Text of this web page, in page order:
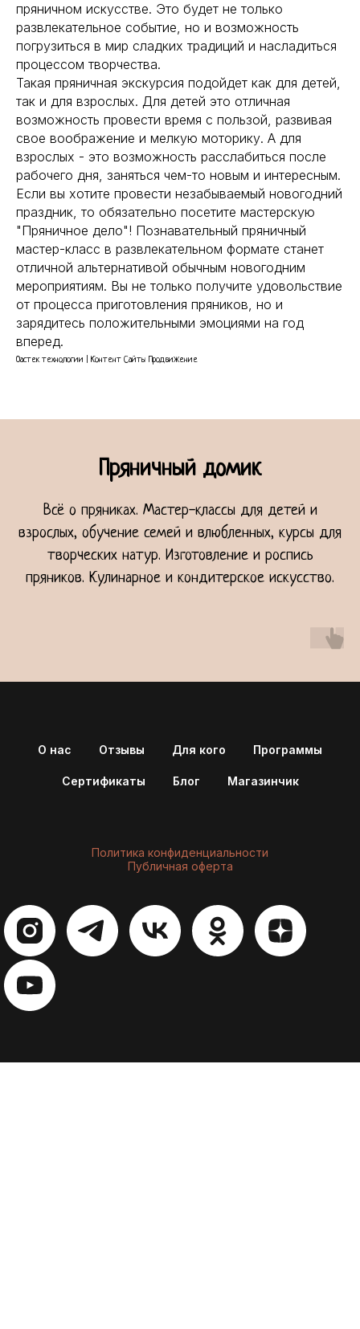
пряничном искусстве. Это будет не только
развлекательное событие, но и возможность
погрузиться в мир сладких традиций и насладиться
процессом творчества.
Такая пряничная экскурсия подойдет как для детей,
так и для взрослых. Для детей это отличная
возможность провести время с пользой, развивая
свое воображение и мелкую моторику. А для
взрослых - это возможность расслабиться после
рабочего дня, заняться чем-то новым и интересным.
Если вы хотите провести незабываемый новогодний
праздник, то обязательно посетите мастерскую
"Пряничное дело"! Познавательный пряничный
мастер-класс в развлекательном формате станет
отличной альтернативой обычным новогодним
мероприятиям. Вы не только получите удовольствие
от процесса приготовления пряников, но и
зарядитесь положительными эмоциями на год
вперед.
Оастек технологии | Контент Сайты Продвижение
Пряничный домик
Всё о пряниках. Мастер-классы для детей и
взрослых, обучение семей и влюбленных, курсы для
творческих натур. Изготовление и роспись
пряников. Кулинарное и кондитерское искусство.
О нас Отзывы Для кого Программы
Сертификаты Блог Магазинчик
Политика конфиденциальности
Публичная оферта